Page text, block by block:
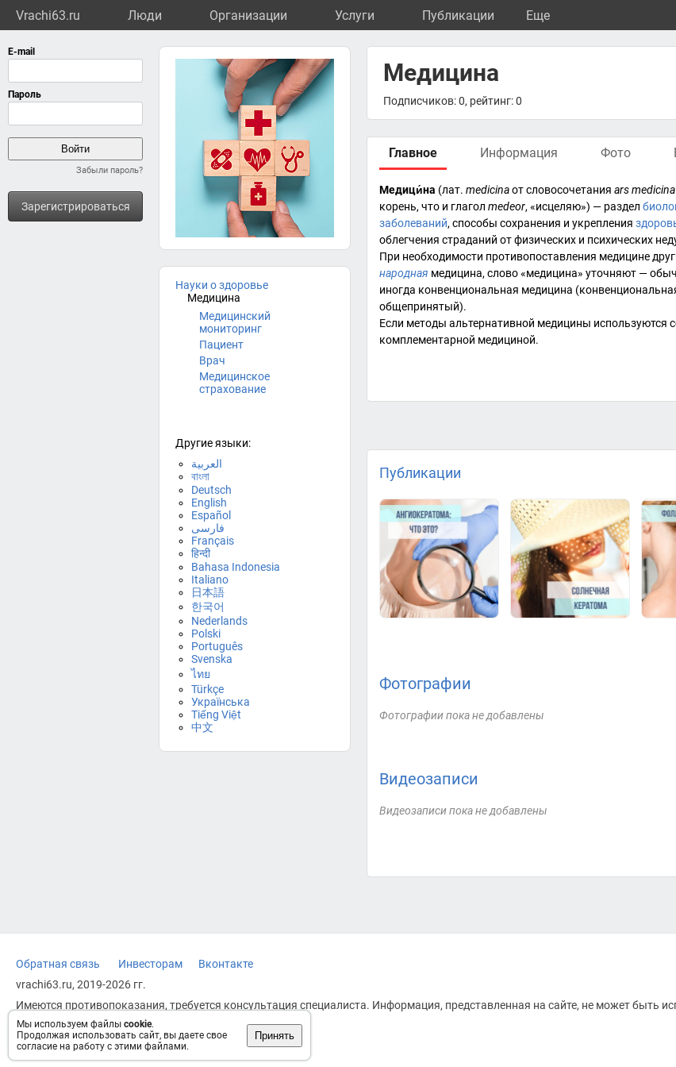
Vrachi63.ru Люди Организации Услуги Публикации Eще
Забыли пароль?
Зарегистрироваться
Мы используем файлы cookie.
Продолжая использовать сайт, вы даете свое
согласие на работу с этими файлами.
Принять
Науки о здоровье
Медицина
Медицинский
мониторинг
Пациент
Врач
Медицинское
страхование
Другие языки:
العربية
বাংলা
Deutsch
English
Español
فارسی
Français
हिन्दी
Bahasa Indonesia
Italiano
日本語
한국어
Nederlands
Polski
Português
Svenska
ไทย
Türkçe
Українська
Tiếng Việt
中文
Медицина
Подписчиков: 0, рейтинг: 0
Главное Информация Фото
Медици́на (лат. medicinaот словосочетания ars medicina
корень, что и глагол medeor, «исцеляю») — раздел
заболеваний, способы сохранения и укрепления
облегчения страданий от физических и психических
При необходимости противопоставления медицине
народная медицина, слово «медицина» уточняют —
иногда конвенциональная медицина
общепринятый).
Если методы альтернативной медицины
комплементарной медициной.
Публикации
Фотографии
Фотографии пока не добавлены
Видеозаписи
Видеозаписи пока не добавлены
Обратная связь Инвесторам
Вконтакте
vrachi63.ru, 2019-2026 гг.
Имеются противопоказания, требуется консультация специалиста. Информация, представленная на сайте, не может быть
заменяет прием врача.
Возрастное ограничение: 18+